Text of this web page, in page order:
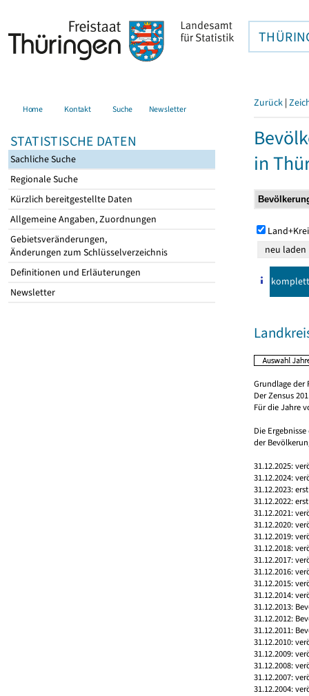
Home Kontakt Suche Newsletter
STATISTISCHE DATEN
Sachliche Suche
Regionale Suche
Kürzlich bereitgestellte Daten
Allgemeine Angaben, Zuordnungen
Gebietsveränderungen,
Änderungen zum Schlüsselverzeichnis
Definitionen und Erläuterungen
Newsletter
Zurück |
in
komplett
Grundlage der
Der Zensus
Für die Jahre
Die
der
31.12.2025:
31.12.2024:
31.12.2023:
31.12.2022:
31.12.2021:
31.12.2020:
31.12.2019:
31.12.2018:
31.12.2017:
31.12.2016:
31.12.2015:
31.12.2014:
31.12.2013:
31.12.2012:
31.12.2011:
31.12.2010:
31.12.2009:
31.12.2008:
31.12.2007:
31.12.2004: